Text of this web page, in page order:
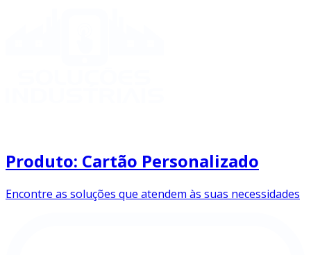
Produto: Cartão Personalizado
Encontre as soluções que atendem às suas necessidades